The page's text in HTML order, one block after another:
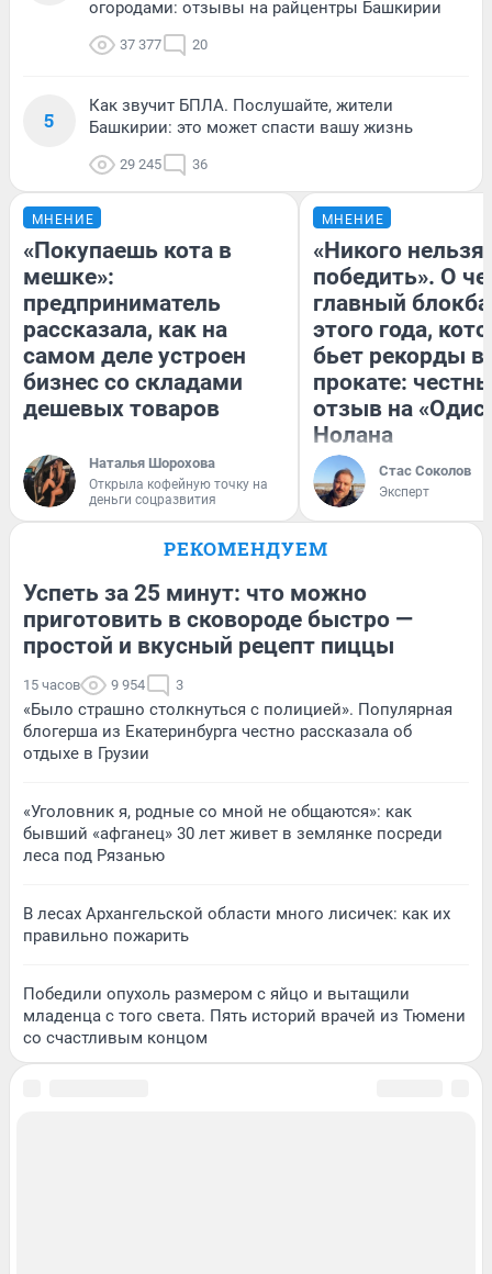
огородами: отзывы на райцентры Башкирии
37 377 20
5
Как звучит БПЛА. Послушайте, жители
Башкирии: это может спасти вашу жизнь
29 245 36
МНЕНИЕ
«Покупаешь кота в
мешке»:
предприниматель
рассказала, как на
самом деле устроен
бизнес со складами
дешевых товаров
Наталья Шорохова
Открыла кофейную точку на
деньги соцразвития
МНЕНИЕ
«Никого нельзя
победить». О
главный
этого года,
бьет рекорды в
прокате:
отзыв на
Нолана
Стас Соколов
Эксперт
РЕКОМЕНДУЕМ
Успеть за 25 минут: что можно
приготовить в сковороде быстро —
простой и вкусный рецепт пиццы
15 часов 9 954 3
«Было страшно столкнуться с полицией». Популярная
блогерша из Екатеринбурга честно рассказала об
отдыхе в Грузии
«Уголовник я, родные со мной не общаются»: как
бывший «афганец» 30 лет живет в землянке посреди
леса под Рязанью
В лесах Архангельской области много лисичек: как их
правильно пожарить
Победили опухоль размером с яйцо и вытащили
младенца с того света. Пять историй врачей из Тюмени
со счастливым концом